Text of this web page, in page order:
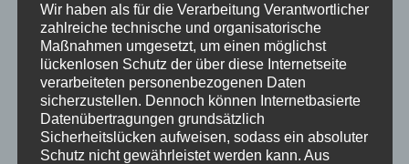
3-Raum-Fewo 2-3P
2-Raum-Fewo 2P
2-Raum-Fewo 2-3P
Einzelzimmer o. Balkon 1P
Preise
Wir haben als für die Verarbeitung Verantwortlicher
zahlreiche technische und organisatorische
Maßnahmen umgesetzt, um einen möglichst
lückenlosen Schutz der über diese Internetseite
verarbeiteten personenbezogenen Daten
sicherzustellen. Dennoch können Internetbasierte
Datenübertragungen grundsätzlich
Sicherheitslücken aufweisen, sodass ein absoluter
Schutz nicht gewährleistet werden kann. Aus